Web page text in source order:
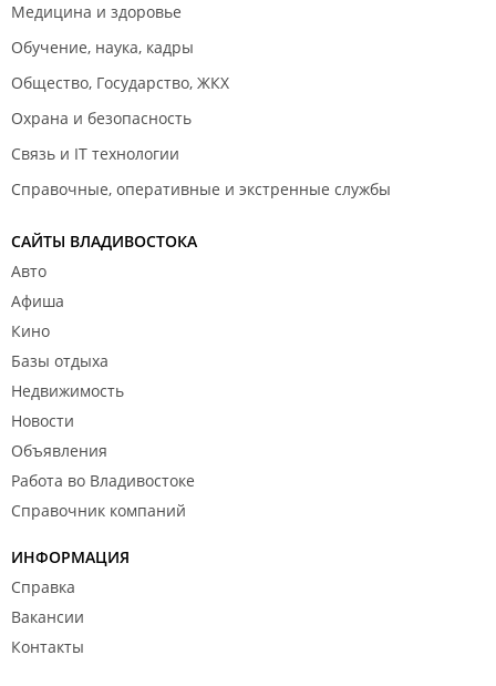
Медицина и здоровье
Обучение, наука, кадры
Общество, Государство, ЖКХ
Охрана и безопасность
Связь и IT технологии
Справочные, оперативные и экстренные службы
САЙТЫ ВЛАДИВОСТОКА
Авто
Афиша
Кино
Базы отдыха
Недвижимость
Новости
Объявления
Работа во Владивостоке
Справочник компаний
ИНФОРМАЦИЯ
Справка
Вакансии
Контакты